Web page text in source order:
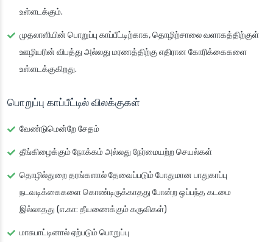
உள்ளடக்கும்.
முதலாளியின் பொறுப்பு காப்பீட்டிற்காக, தொழிற்சாலை வளாகத்திற்குள்
ஊழியரின் விபத்து அல்லது மரணத்திற்கு எதிரான கோரிக்கைகளை
உள்ளடக்குகிறது.
பொறுப்பு காப்பீட்டில் விலக்குகள்
வேண்டுமென்றே சேதம்
தீங்கிழைக்கும் நோக்கம் அல்லது நேர்மையற்ற செயல்கள்
தொழில்துறை தரங்களால் தேவைப்படும் போதுமான பாதுகாப்பு
நடவடிக்கைகளை கொண்டிருக்காதது போன்ற ஒப்பந்த கடமை
இல்லாதது (எ.கா: தீயணைக்கும் கருவிகள்)
மாசுபாட்டினால் ஏற்படும் பொறுப்பு